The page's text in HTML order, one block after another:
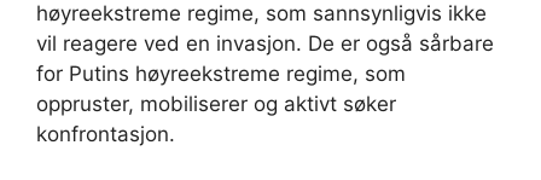
høyreekstreme regime, som sannsynligvis ikke
vil reagere ved en invasjon. De er også sårbare
for Putins høyreekstreme regime, som
oppruster, mobiliserer og aktivt søker
konfrontasjon.